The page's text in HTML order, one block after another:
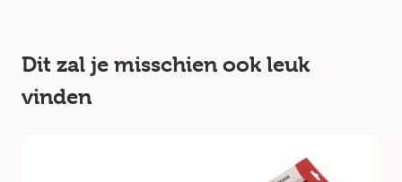
Dit zal je misschien ook leuk
vinden